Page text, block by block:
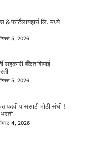
& फर्टिलायझर्स लि. मध्ये
5, 2026
सहकारी बँकेत शिपाई
5, 2026
पदवी पाससाठी मोठी संधी !
4, 2026